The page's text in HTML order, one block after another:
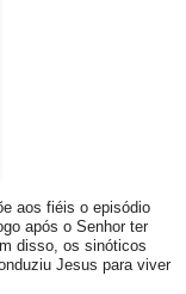
aos fiéis o episódio
após o Senhor ter
disso, os sinóticos
Jesus para viver